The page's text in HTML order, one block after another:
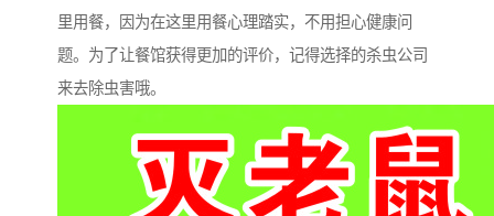
里用餐，因为在这里用餐心理踏实，不用担心健康问
题。为了让餐馆获得更加的评价，记得选择的杀虫公司
来去除虫害哦。